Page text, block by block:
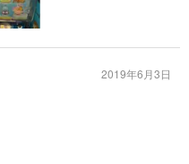
2019年6月3日